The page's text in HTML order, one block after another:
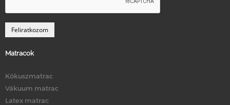
Matracok
Kókuszmatrac
Vákuum matrac
Latex matrac